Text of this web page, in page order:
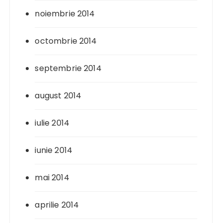
noiembrie 2014
octombrie 2014
septembrie 2014
august 2014
iulie 2014
iunie 2014
mai 2014
aprilie 2014